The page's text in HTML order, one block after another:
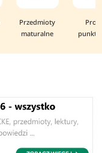
Przedmioty
maturalne